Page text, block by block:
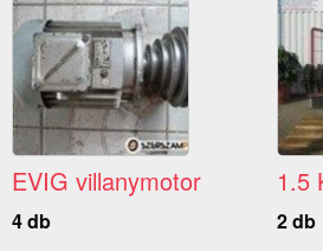
EVIG villanymotor
4 db
1.5
2 db